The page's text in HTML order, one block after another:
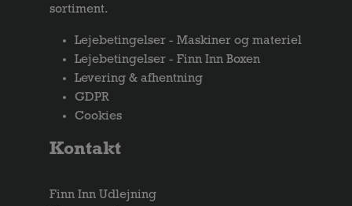
sortiment.
Lejebetingelser - Maskiner og materiel
Lejebetingelser - Finn Inn Boxen
Levering & afhentning
GDPR
Cookies
Kontakt
Finn Inn Udlejning